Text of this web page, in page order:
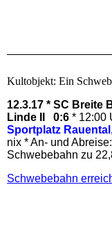
Kultobjekt: Ein
12.3.17 * SC Breite
Linde II 0:6 * 12:00
Sportplatz
nix * An- und
Schwebebahn zu
Schwebebahn